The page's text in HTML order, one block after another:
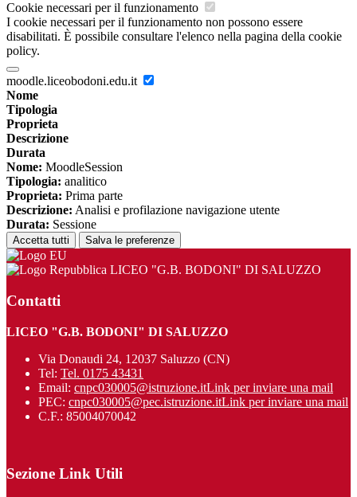
Cookie necessari per il funzionamento
I cookie necessari per il funzionamento non possono essere
disabilitati. È possibile consultare l'elenco nella pagina della cookie
policy.
moodle.liceobodoni.edu.it
Nome
Tipologia
Proprieta
Descrizione
Durata
Nome: MoodleSession
Tipologia: analitico
Proprieta: Prima parte
Descrizione: Analisi e profilazione navigazione utente
Durata: Sessione
Accetta tutti Salva le preferenze
LICEO "G.B. BODONI" DI SALUZZO
Contatti
LICEO "G.B. BODONI" DI SALUZZO
Via Donaudi 24, 12037 Saluzzo (CN)
Tel: Tel. 0175 43431
Email: cnpc030005@istruzione.itLink per inviare una mail
PEC: cnpc030005@pec.istruzione.itLink per inviare una mail
C.F.: 85004070042
Sezione Link Utili